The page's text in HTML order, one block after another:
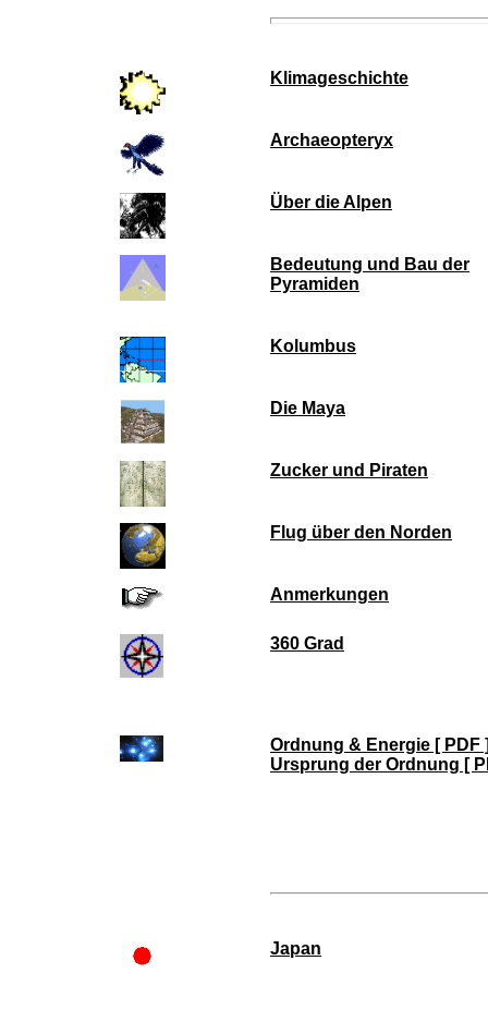
Klimageschichte
Archaeopteryx
Über die Alpen
Bedeutung und Bau der
Pyramiden
Kolumbus
Die Maya
Zucker und Piraten
Flug über den Norden
Anmerkungen
360 Grad
Ordnung & Energie [ PDF
Ursprung der Ordnung [
Japan